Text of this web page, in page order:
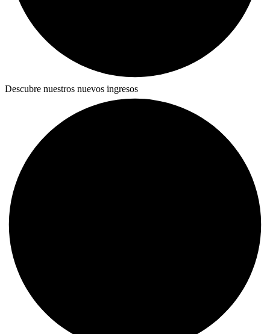
Descubre nuestros nuevos ingresos